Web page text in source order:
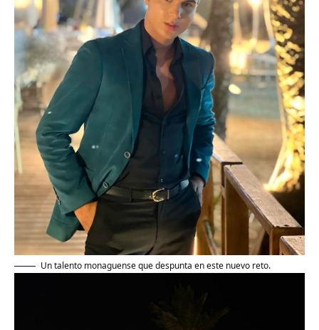
Un talento monaguense que despunta en este nuevo reto.